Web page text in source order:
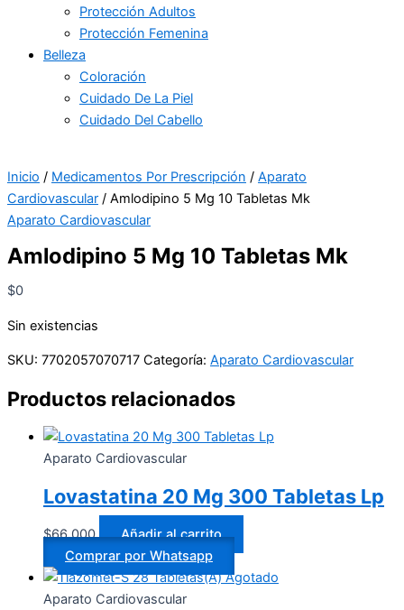
Protección Adultos
Protección Femenina
Belleza
Coloración
Cuidado De La Piel
Cuidado Del Cabello
Inicio / Medicamentos Por Prescripción / Aparato
Cardiovascular / Amlodipino 5 Mg 10 Tabletas Mk
Aparato Cardiovascular
Amlodipino 5 Mg 10 Tabletas Mk
$0
Sin existencias
SKU: 7702057070717 Categoría: Aparato Cardiovascular
Productos relacionados
Aparato Cardiovascular
Lovastatina 20 Mg 300 Tabletas Lp
$66.000
Añadir al carrito
Comprar por Whatsapp
Agotado
Aparato Cardiovascular